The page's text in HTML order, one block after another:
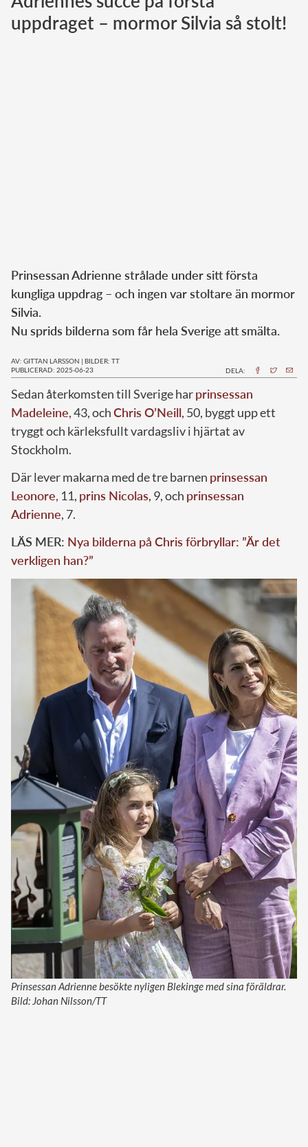
Norska kungahuset
uppdraget – mormor Silvia så stolt!
Prinsessan Adrienne strålade under sitt första
kungliga uppdrag – och ingen var stoltare än mormor
Silvia.
Nu sprids bilderna som får hela Sverige att smälta.
AV: GITTAN LARSSON | BILDER: TT
PUBLICERAD: 2025-06-23
DELA:
Sedan återkomsten till Sverige harprinsessan
Madeleine, 43, ochChris O’Neill, 50, byggt upp ett
tryggt och kärleksfullt vardagsliv i hjärtat av
Stockholm.
Där lever makarna med de tre barnen prinsessan
Leonore, 11, prins Nicolas, 9, och prinsessan
Adrienne, 7.
LÄS MER: Nya bilderna på Chris förbryllar: ”Är det
verkligen han?”
Prinsessan Adrienne besökte nyligen Blekinge med sina föräldrar.
Bild: Johan Nilsson/TT